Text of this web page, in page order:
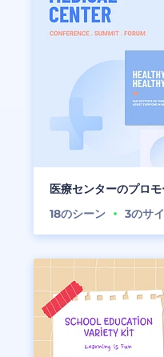
医療センターのプロ
18のシーン 3のサ